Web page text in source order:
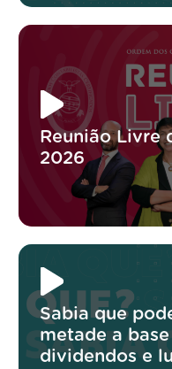
Reunião Livre
2026
Sabia que
metade a
dividendos e